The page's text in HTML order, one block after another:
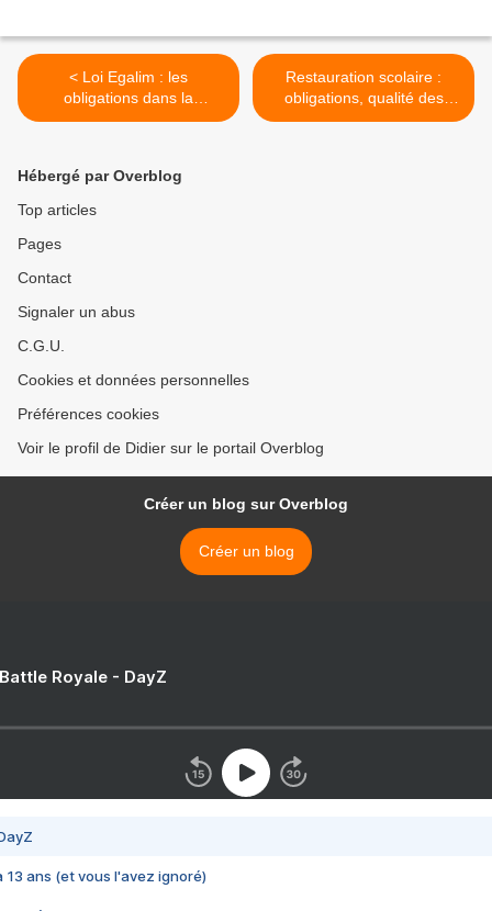
< Loi Egalim : les
obligations dans la
restauration scolaire
Restauration scolaire :
obligations, qualité des
repas servis >
Hébergé par Overblog
Top articles
Pages
Contact
Signaler un abus
C.G.U.
Cookies et données personnelles
Préférences cookies
Voir le profil de Didier sur le portail Overblog
Créer un blog sur Overblog
Créer un blog
Royale - DayZ
13 ans (et vous l'avez ignoré)